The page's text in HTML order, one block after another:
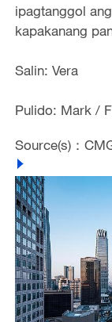
ipagtanggol
kapakanang
Salin: Vera
Pulido: Mark /
Source(s)：